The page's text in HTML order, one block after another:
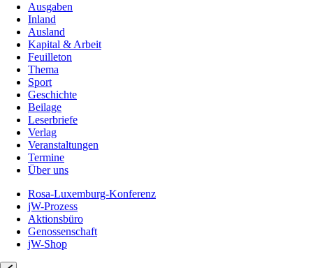
Ausgaben
Inland
Ausland
Kapital & Arbeit
Feuilleton
Thema
Sport
Geschichte
Beilage
Leserbriefe
Verlag
Veranstaltungen
Termine
Über uns
Rosa-Luxemburg-Konferenz
jW-Prozess
Aktionsbüro
Genossenschaft
jW-Shop